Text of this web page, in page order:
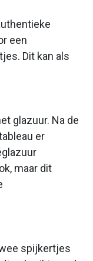
een
Dit kan als
glazuur. Na de
er
maar dit
spijkertjes